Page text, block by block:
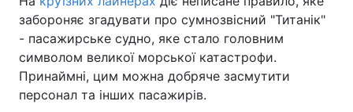
забороняє згадувати про сумнозвісний "Титанік"
- пасажирське судно, яке стало головним
символом великої морської катастрофи.
Принаймні, цим можна добряче засмутити
персонал та інших пасажирів.